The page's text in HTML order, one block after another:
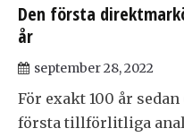
Den första
år
september 28, 2022
För exakt 100 år
första tillförlitliga